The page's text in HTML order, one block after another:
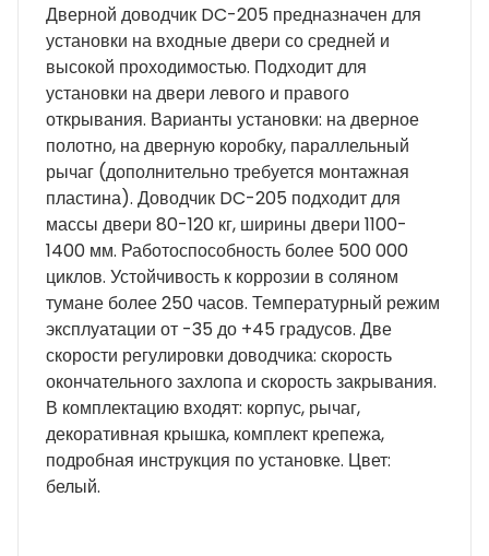
Дверной доводчик DC-205 предназначен для
установки на входные двери со средней и
высокой проходимостью. Подходит для
установки на двери левого и правого
открывания. Варианты установки: на дверное
полотно, на дверную коробку, параллельный
рычаг (дополнительно требуется монтажная
пластина). Доводчик DC-205 подходит для
массы двери 80-120 кг, ширины двери 1100-
1400 мм. Работоспособность более 500 000
циклов. Устойчивость к коррозии в соляном
тумане более 250 часов. Температурный режим
эксплуатации от -35 до +45 градусов. Две
скорости регулировки доводчика: скорость
окончательного захлопа и скорость закрывания.
В комплектацию входят: корпус, рычаг,
декоративная крышка, комплект крепежа,
подробная инструкция по установке. Цвет:
белый.